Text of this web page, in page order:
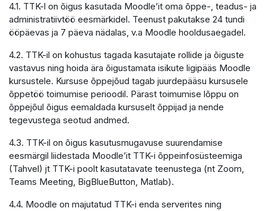
4.1. TTK-l on õigus kasutada Moodle’it oma õppe-, teadus- ja
administratiivtöö eesmärkidel. Teenust pakutakse 24 tundi
ööpäevas ja 7 päeva nädalas, v.a Moodle hooldusaegadel.
4.2. TTK-il on kohustus tagada kasutajate rollide ja õiguste
vastavus ning hoida ära õigustamata isikute ligipääs Moodle
kursustele. Kursuse õppejõud tagab juurdepääsu kursusele
õppetöö toimumise perioodil. Pärast toimumise lõppu on
õppejõul õigus eemaldada kursuselt õppijad ja nende
tegevustega seotud andmed.
4.3. TTK-il on õigus kasutusmugavuse suurendamise
eesmärgil liidestada Moodle’it TTK-i õppeinfosüsteemiga
(Tahvel) jt TTK-i poolt kasutatavate teenustega (nt Zoom,
Teams Meeting, BigBlueButton, Matlab).
4.4. Moodle on majutatud TTK-i enda serverites ning